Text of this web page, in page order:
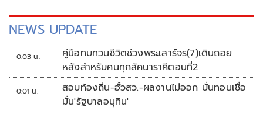
NEWS UPDATE
0:03 น.
คู่มือทบทวนชีวิตช่วงพระเสาร์จร(7)เดินถอย
หลังสำหรับคนทุกลัคนาราศีตอนที่2
0:01 น.
สอบท้องถิ่น-ฮั้วสว.-ผลงานไม่ออก บั่นทอนเชื่อ
มั่น'รัฐบาลอนุทิน'